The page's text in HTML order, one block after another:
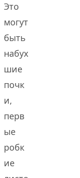
Это
могут
быть
набух
шие
почк
и,
перв
ые
робк
ие